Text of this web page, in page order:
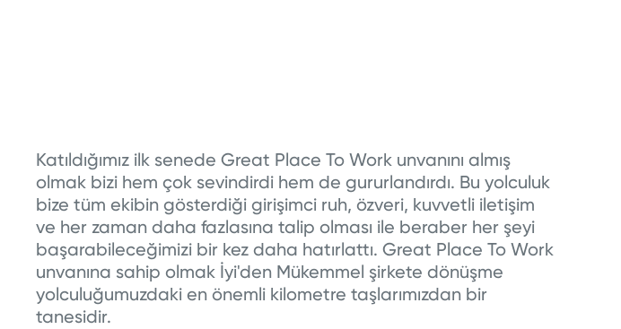
Katıldığımız ilk senede Great Place To Work unvanını almış
olmak bizi hem çok sevindirdi hem de gururlandırdı. Bu yolculuk
bize tüm ekibin gösterdiği girişimci ruh, özveri, kuvvetli iletişim
ve her zaman daha fazlasına talip olması ile beraber her şeyi
başarabileceğimizi bir kez daha hatırlattı. Great Place To Work
unvanına sahip olmak İyi'den Mükemmel şirkete dönüşme
yolculuğumuzdaki en önemli kilometre taşlarımızdan bir
tanesidir.